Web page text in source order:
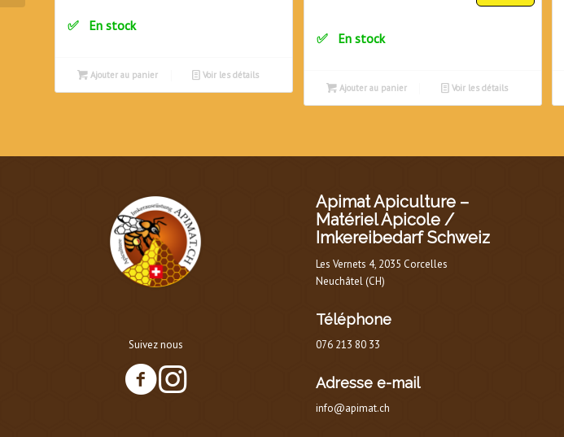
En stock
Ajouter au panier Voir les détails
était :
En stock
Ajouter au panier Voir les détails
Suivez nous
Apimat Apiculture –
Matériel Apicole /
Imkereibedarf Schweiz
Les Vernets 4, 2035 Corcelles
Neuchâtel (CH)
Téléphone
076 213 80 33
Adresse e-mail
info@apimat.ch